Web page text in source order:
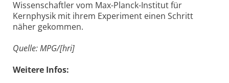
Wissenschaftler vom Max-Planck-Institut für
Kernphysik mit ihrem Experiment einen Schritt
näher gekommen.
Quelle: MPG/[hri]
Weitere Infos: